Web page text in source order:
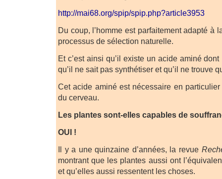
http://mai68.org/spip/spip.php?article3953
Du coup, l’homme est parfaitement adapté à
processus de sélection naturelle.
Et c’est ainsi qu’il existe un acide aminé
qu’il ne sait pas synthétiser et qu’il ne trouve
Cet acide aminé est nécessaire en
du cerveau.
Les plantes sont-elles capables de
OUI !
Il y a une quinzaine d’années, la revue
montrant que les plantes aussi ont
et qu’elles aussi ressentent les choses.